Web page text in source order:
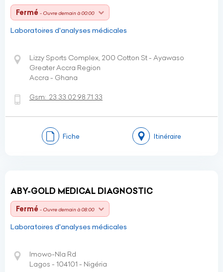
Fermé - Ouvre demain à 00:00
Laboratoires d'analyses médicales
Lizzy Sports Complex, 200 Cotton St - Ayawaso
Greater Accra Region
Accra - Ghana
Gsm: 23 33 02 98 71 33
Fiche Itinéraire
ABY-GOLD MEDICAL DIAGNOSTIC
Fermé - Ouvre demain à 08:00
Laboratoires d'analyses médicales
Imowo-Nla Rd
Lagos - 104101 - Nigéria